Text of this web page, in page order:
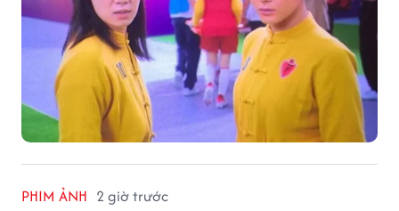
PHIM ẢNH 2 giờ trước